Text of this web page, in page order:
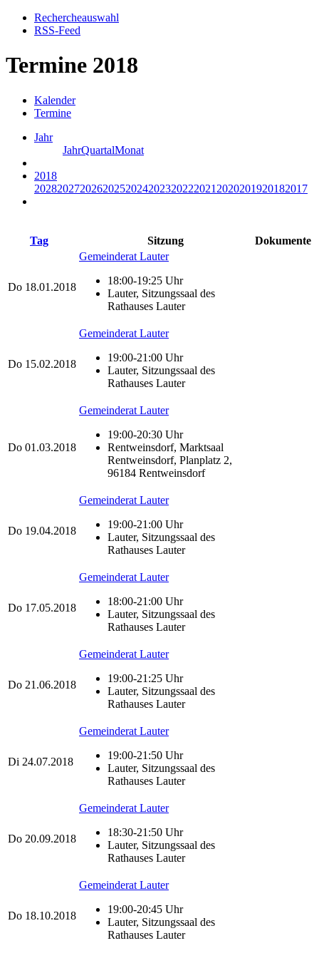
Rechercheauswahl
RSS-Feed
Termine 2018
Kalender
Termine
Jahr
JahrQuartalMonat
2018
20282027202620252024202320222021 2020201920182017
Tag Sitzung Dokumente
Do 18.01.2018
Gemeinderat Lauter
18:00-19:25 Uhr
Lauter, Sitzungssaal des
Rathauses Lauter
Do 15.02.2018
Gemeinderat Lauter
19:00-21:00 Uhr
Lauter, Sitzungssaal des
Rathauses Lauter
Do 01.03.2018
Gemeinderat Lauter
19:00-20:30 Uhr
Rentweinsdorf, Marktsaal
Rentweinsdorf, Planplatz 2,
96184 Rentweinsdorf
Do 19.04.2018
Gemeinderat Lauter
19:00-21:00 Uhr
Lauter, Sitzungssaal des
Rathauses Lauter
Do 17.05.2018
Gemeinderat Lauter
18:00-21:00 Uhr
Lauter, Sitzungssaal des
Rathauses Lauter
Do 21.06.2018
Gemeinderat Lauter
19:00-21:25 Uhr
Lauter, Sitzungssaal des
Rathauses Lauter
Di 24.07.2018
Gemeinderat Lauter
19:00-21:50 Uhr
Lauter, Sitzungssaal des
Rathauses Lauter
Do 20.09.2018
Gemeinderat Lauter
18:30-21:50 Uhr
Lauter, Sitzungssaal des
Rathauses Lauter
Do 18.10.2018
Gemeinderat Lauter
19:00-20:45 Uhr
Lauter, Sitzungssaal des
Rathauses Lauter